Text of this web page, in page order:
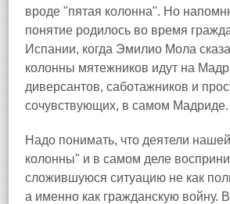
вроде "пятая колонна". Но
понятие родилось во время
Испании, когда Эмилио Мола
колонны мятежников идут на
диверсантов, саботажников и
сочувствующих, в самом Мадриде.
Надо понимать, что деятели
колонны" и в самом деле
сложившуюся ситуацию не как
а именно как гражданскую войну.